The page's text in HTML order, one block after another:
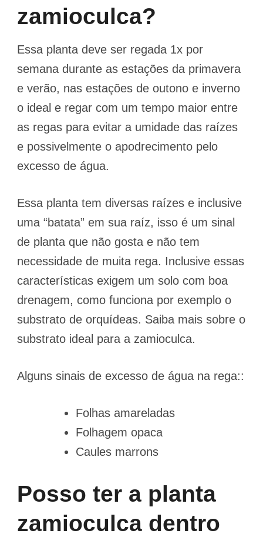
zamioculca?
Essa planta deve ser regada 1x por
semana durante as estações da primavera
e verão, nas estações de outono e inverno
o ideal e regar com um tempo maior entre
as regas para evitar a umidade das raízes
e possivelmente o apodrecimento pelo
excesso de água.
Essa planta tem diversas raízes e inclusive
uma “batata” em sua raíz, isso é um sinal
de planta que não gosta e não tem
necessidade de muita rega. Inclusive essas
características exigem um solo com boa
drenagem, como funciona por exemplo o
substrato de orquídeas. Saiba mais sobre o
substrato ideal para a zamioculca.
Alguns sinais de excesso de água na rega::
Folhas amareladas
Folhagem opaca
Caules marrons
Posso ter a planta
zamioculca dentro